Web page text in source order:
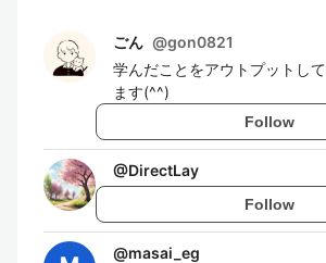
ごん @gon0821
学んだことをアウトプットし
ます(^^)
Follow
@DirectLay
Follow
@masai_eg